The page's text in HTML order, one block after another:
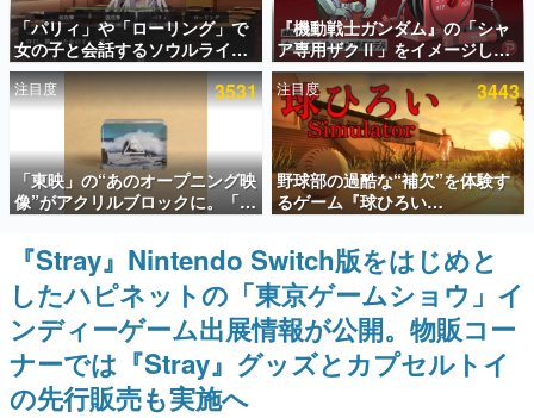
アプリセール情報
インタビュー
連載・特集一覧
殿堂入り記事
SNS拡散数が数千以上！ ページビュー数万以上！ などな
ど。多くの人々に読まれた、電ファミ渾身の“殿堂入り”記
事をまとめました。
ゲームの企画書
名作ゲームクリエイターの方々に製作時のエピソードをお
聞きし、ヒットする企画（ゲーム）とは何か？を探ってい
きます。
赫本
この物語を解いてはいけない。『赫本』は、〈試験問題〉
の形をした短編ホラー小説集です。
「パリィ」や「ローリング」で
女の子と会話するソウルライク
恋愛ゲーム『小早川さんはソウ
ルライク』無料公開。返事に失
敗すると「YOU DIED」
『機動戦士ガンダム』の「シャ
ア専用ザクⅡ」をイメージした
散水ホースリールが予約開始。
本体にはシャアのパーソナルマ
ークやジオン公国軍のエンブレ
ム、型式番号などを配置
注目度 3531
「東映」の“あのオープニング映
像”がアクリルブロックに。「東
映ヒストリカル グッズコレクシ
ョン」が8月下旬より発売
注目度 3443
野球部の過酷な“補欠”を体験す
るゲーム『球ひろい
Simulator』が「1件」のウィッ
シュリストをもとにチェコ語に
対応しSNSで話題に。『キング
ダム・カム』開発元やチェコの
プロ野球選手から称賛の声
『Stray』Nintendo Switch版をはじめと
したハピネットの「東京ゲームショウ」イ
ンディーゲーム出展情報が公開。物販コー
ナーでは『Stray』グッズとカプセルトイ
の先行販売も実施へ